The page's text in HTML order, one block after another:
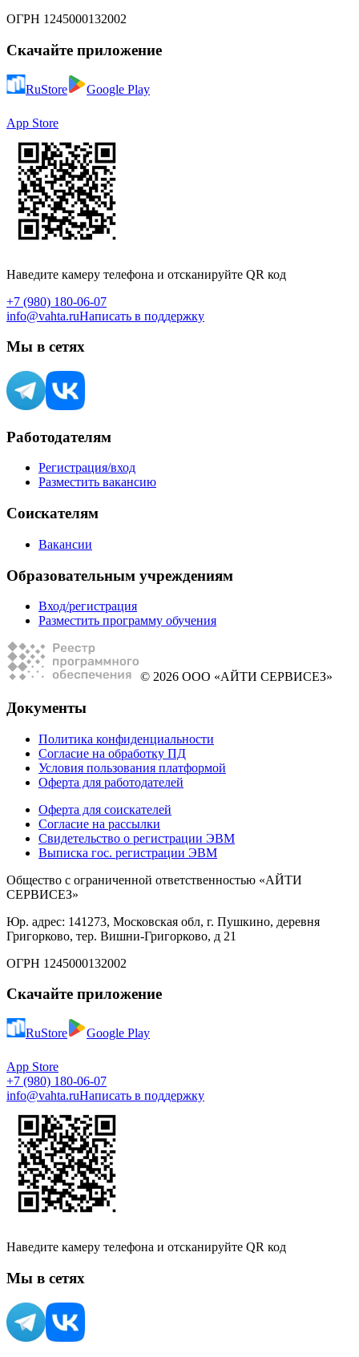
ОГРН 1245000132002
Скачайте приложение
RuStore Google Play
App Store
Наведите камеру телефона и отсканируйте QR код
+7 (980) 180-06-07
info@vahta.ruНаписать в поддержку
Мы в сетях
Работодателям
Регистрация/вход
Разместить вакансию
Соискателям
Вакансии
Образовательным учреждениям
Вход/регистрация
Разместить программу обучения
© 2026 ООО «АЙТИ СЕРВИСЕЗ»
Документы
Политика конфиденциальности
Согласие на обработку ПД
Условия пользования платформой
Оферта для работодателей
Оферта для соискателей
Согласие на рассылки
Свидетельство о регистрации ЭВМ
Выписка гос. регистрации ЭВМ
Общество с ограниченной ответственностью «АЙТИ
СЕРВИСЕЗ»
Юр. адрес: 141273, Московская обл, г. Пушкино, деревня
Григорково, тер. Вишни-Григорково, д 21
ОГРН 1245000132002
Скачайте приложение
RuStore Google Play
App Store
+7 (980) 180-06-07
info@vahta.ruНаписать в поддержку
Наведите камеру телефона и отсканируйте QR код
Мы в сетях